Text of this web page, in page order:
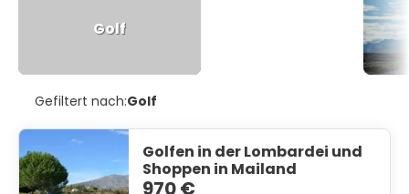
Golf
Gefiltert nach:Golf
Golfen in der Lombardei und
Shoppen in Mailand
970 €